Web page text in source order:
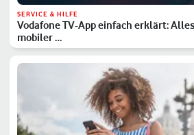
SERVICE & HILFE
Vodafone TV-App einfach erklärt:
mobiler …